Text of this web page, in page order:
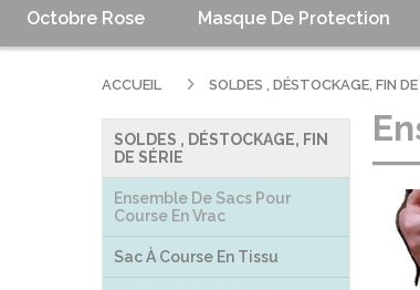
Octobre Rose Masque De Protection
SOLDES , DÉSTOCKAGE, FIN
DE SÉRIE
Ensemble De Sacs Pour
Course En Vrac
Sac À Course En Tissu
ACCUEIL SOLDES , DÉSTOCKAGE, FIN DE